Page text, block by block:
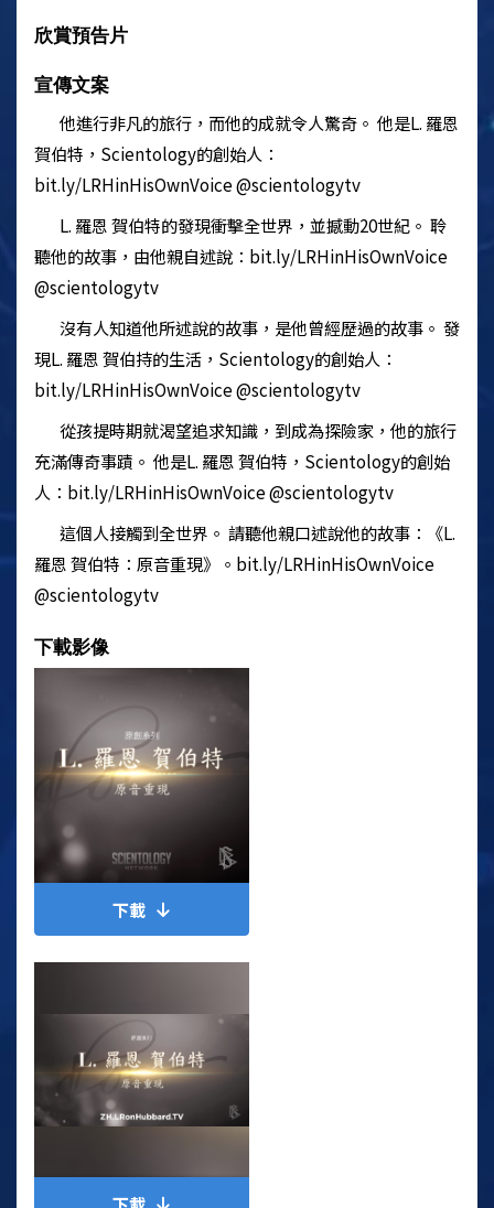
欣賞預告片
宣傳文案
他進行非凡的旅行，而他的成就令人驚奇。 他是L. 羅恩
賀伯特， Scientology的創始人：
bit.ly/LRHinHisOwnVoice @scientologytv
L. 羅恩 賀伯特的發現衝擊全世界，並撼動20世紀。 聆
聽他的故事，由他親自述說：bit.ly/LRHinHisOwnVoice
@scientologytv
沒有人知道他所述說的故事，是他曾經歷過的故事。 發
現L. 羅恩 賀伯持的生活， Scientology的創始人：
bit.ly/LRHinHisOwnVoice @scientologytv
從孩提時期就渴望追求知識，到成為探險家，他的旅行
充滿傳奇事蹟。 他是L. 羅恩 賀伯特， Scientology的創始
人：bit.ly/LRHinHisOwnVoice @scientologytv
這個人接觸到全世界。 請聽他親口述說他的故事：《L.
羅恩 賀伯特：原音重現》。bit.ly/LRHinHisOwnVoice
@scientologytv
下載影像
下載